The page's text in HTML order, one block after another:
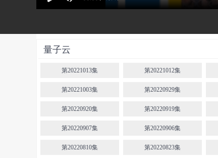
量子云
第20221013集 第20221012集
第20221003集 第20220929集
第20220920集 第20220919集
第20220907集 第20220906集
第20220810集 第20220823集